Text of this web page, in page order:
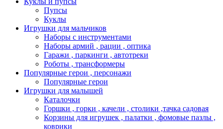
Пупсы
Куклы
Игрушки для мальчиков
Наборы с инструментами
Наборы армий , рации , оптика
Гаражи , паркинги , автотреки
Роботы , трансформеры
Популярные герои , персонажи
Популярные герои
Игрушки для малышей
Каталочки
Горшки , горки , качели , столики ,тачка садовая
Корзины для игрушек , палатки , фомовые пазлы ,
коврики